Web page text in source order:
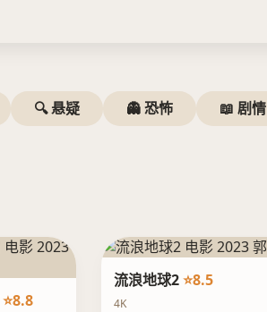
🔍 悬疑 👻 恐怖 📖 剧情
⭐8.8
流浪地球2⭐8.5
4K